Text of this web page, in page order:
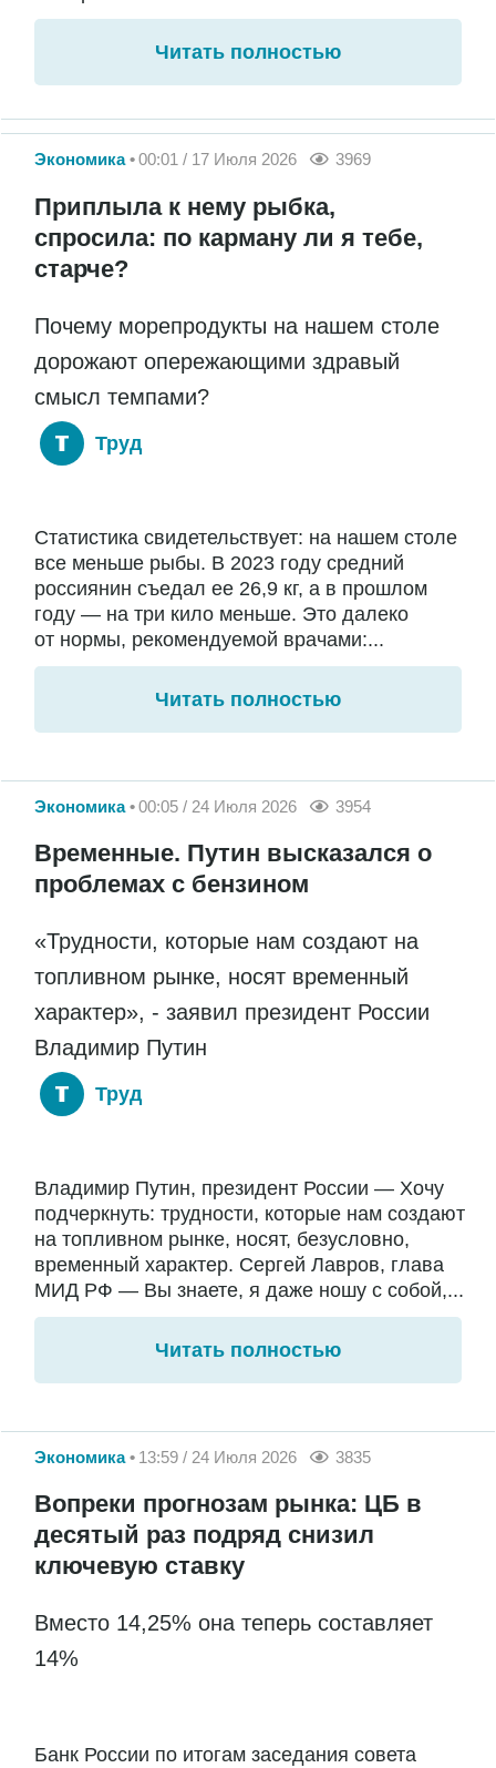
Читать полностью
Экономика 00:01 / 17 Июля 2026 3969
Приплыла к нему рыбка,
спросила: по карману ли я тебе,
старче?
Почему морепродукты на нашем столе
дорожают опережающими здравый
смысл темпами?
Труд
Статистика свидетельствует: на нашем столе
все меньше рыбы. В 2023 году средний
россиянин съедал ее 26,9 кг, а в прошлом
году — на три кило меньше. Это далеко
от нормы, рекомендуемой врачами:...
Читать полностью
Экономика 00:05 / 24 Июля 2026 3954
Временные. Путин высказался о
проблемах с бензином
«Трудности, которые нам создают на
топливном рынке, носят временный
характер», - заявил президент России
Владимир Путин
Труд
Владимир Путин, президент России — Хочу
подчеркнуть: трудности, которые нам создают
на топливном рынке, носят, безусловно,
временный характер. Сергей Лавров, глава
МИД РФ — Вы знаете, я даже ношу с собой,...
Читать полностью
Экономика 13:59 / 24 Июля 2026 3835
Вопреки прогнозам рынка: ЦБ в
десятый раз подряд снизил
ключевую ставку
Вместо 14,25% она теперь составляет
14%
Банк России по итогам заседания совета